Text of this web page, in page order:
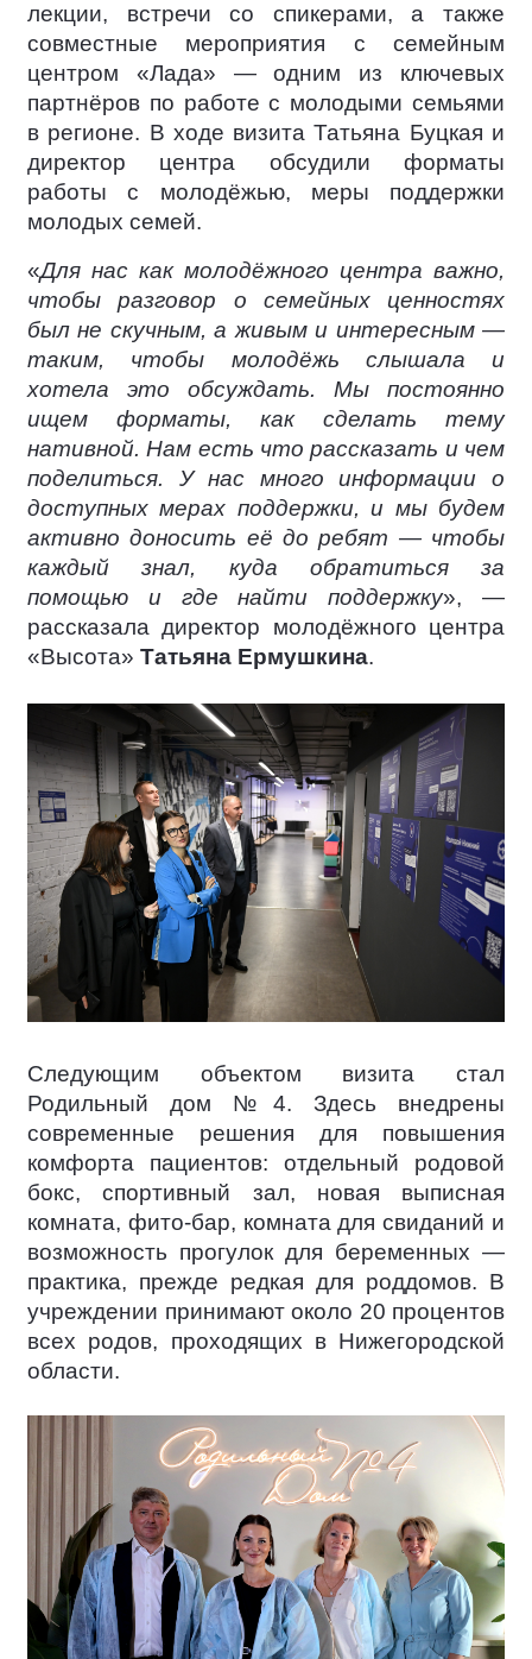
лекции, встречи со спикерами, а также
совместные мероприятия с семейным
центром «Лада» — одним из ключевых
партнёров по работе с молодыми семьями
в регионе. В ходе визита Татьяна Буцкая и
директор центра обсудили форматы
работы с молодёжью, меры поддержки
молодых семей.
«Для нас как молодёжного центра важно,
чтобы разговор о семейных ценностях
был не скучным, а живым и интересным —
таким, чтобы молодёжь слышала и
хотела это обсуждать. Мы постоянно
ищем форматы, как сделать тему
нативной. Нам есть что рассказать и чем
поделиться. У нас много информации о
доступных мерах поддержки, и мы будем
активно доносить её до ребят — чтобы
каждый знал, куда обратиться за
помощью и где найти поддержку», —
рассказала директор молодёжного центра
«Высота» Татьяна Ермушкина.
Следующим объектом визита стал
Родильный дом №4. Здесь внедрены
современные решения для повышения
комфорта пациентов: отдельный родовой
бокс, спортивный зал, новая выписная
комната, фито-бар, комната для свиданий и
возможность прогулок для беременных —
практика, прежде редкая для роддомов. В
учреждении принимают около 20 процентов
всех родов, проходящих в Нижегородской
области.